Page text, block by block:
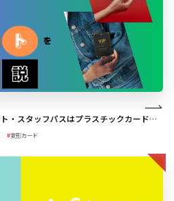
【イベント担当者様必見】イベント・スタッフパスはプラスチックカードが断然おすすめ！特長とメリットを徹底解説
変形カード